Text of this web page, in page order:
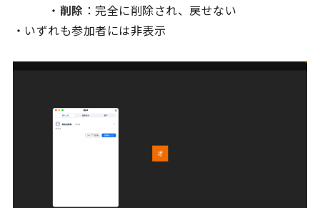
・ 削除 ：完全に削除され、戻せない
・いずれも参加者には非表示